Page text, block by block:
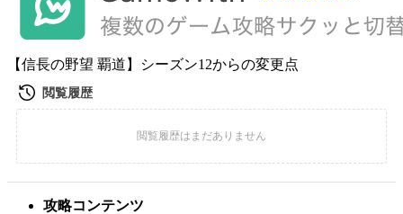
【信長の野望 覇道】シーズン12からの変更点
攻略コンテンツ